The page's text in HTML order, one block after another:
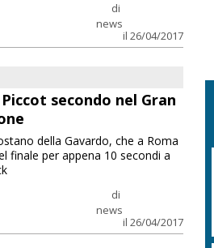
di
news
il 26/04/2017
secondo nel Gran
di
news
il 26/04/2017
della Gavardo, che a Roma
finale per appena 10 secondi a